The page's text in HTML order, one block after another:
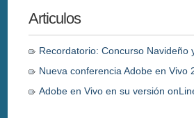
Articulos
Recordatorio: Concurso Navideño
Nueva conferencia Adobe en Vivo
Adobe en Vivo en su versión